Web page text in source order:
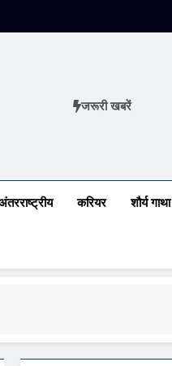
जरूरी खबरें
करियर शौर्य गाथा